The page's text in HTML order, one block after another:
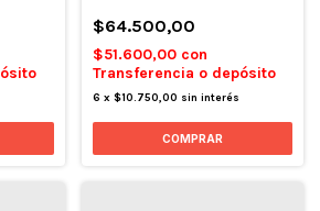
$64.500,00
$51.600,00 con
Transferencia o depósito
6 x $10.750,00 sin interés
COMPRAR